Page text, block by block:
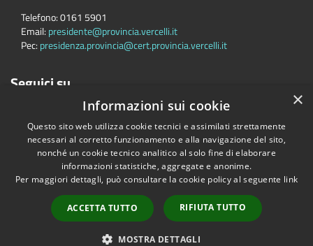
Telefono:0161 5901
Email: presidente@provincia.vercelli.it
Pec: presidenza.provincia@cert.provincia.vercelli.it
Seguici su
Accessibilità
Mappa del sito
Dichiarazione di accessibilità e meccanismo di feedback
Link Utili
×
Informazioni sui cookie
Questo sito web utilizza cookie tecnici e assimilati strettamente
necessari al corretto funzionamento e alla navigazione del sito,
nonché un cookie tecnico analitico al solo fine di elaborare
informazioni statistiche, aggregate e anonime.
Per maggiori dettagli, può consultare la cookie policy al seguente link
ACCETTA TUTTO RIFIUTA TUTTO
MOSTRA DETTAGLI